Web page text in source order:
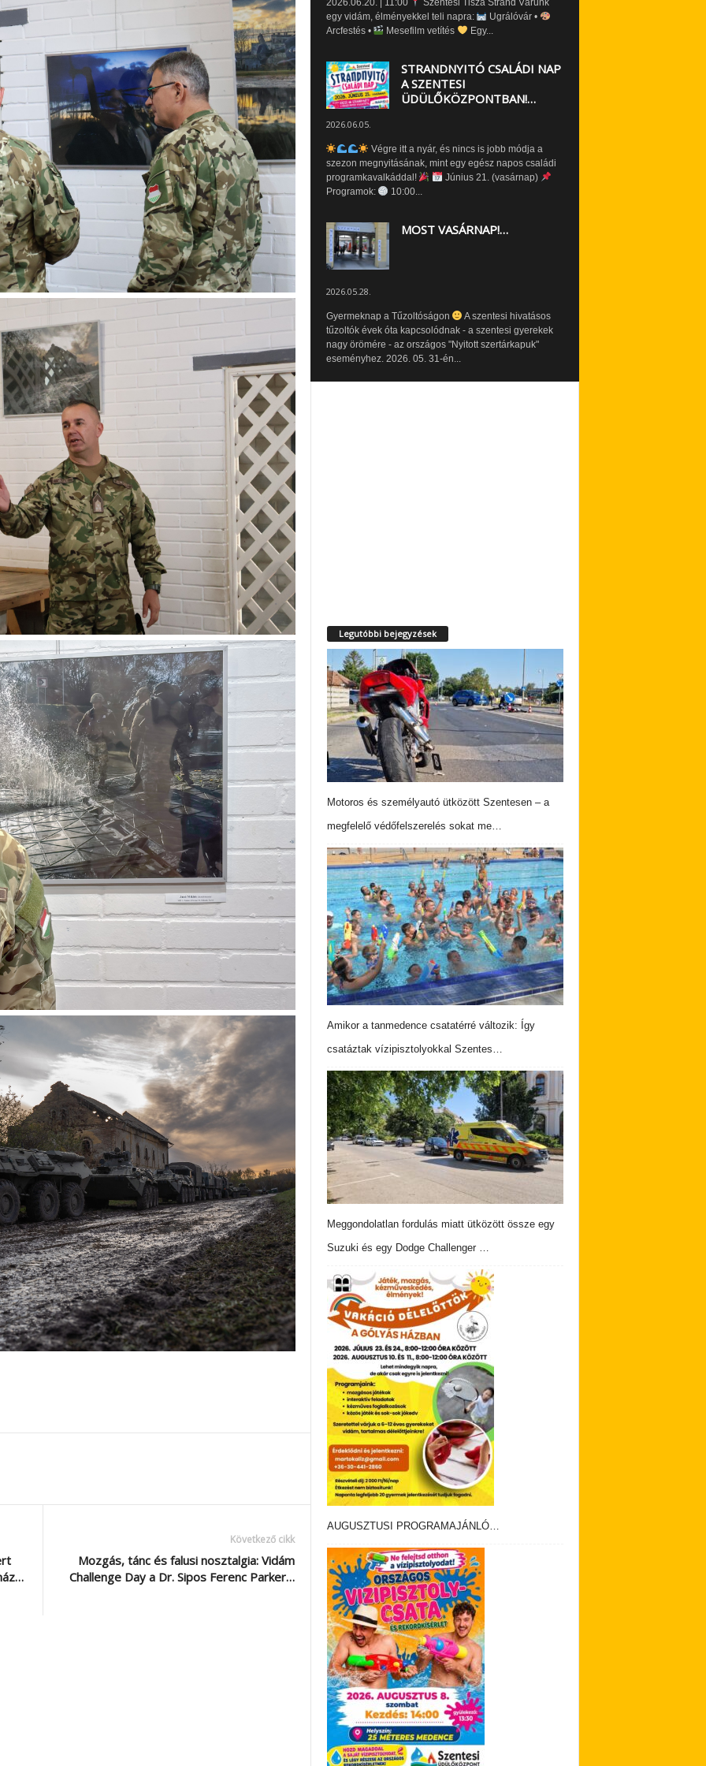
Következő cikk
Mozgás, tánc és falusi nosztalgia: Vidám
Challenge Day a Dr. Sipos Ferenc Parker…
2026.06.20. | 11:00
Szentesi Tisza Strand Várunk
egy vidám, élményekkel teli napra:
Ugrálóvár •
Arcfestés •
Mesefilm vetítés Egy...
STRANDNYITÓ CSALÁDI NAP
A SZENTESI
ÜDÜLŐKÖZPONTBAN!…
2026.06.05.
Végre itt a nyár, és nincs is jobb módja a
szezon megnyitásának, mint egy egész napos családi
programkavalkáddal!
Június 21. (vasárnap)
Programok:
10:00...
MOST VASÁRNAP!…
2026.05.28.
Gyermeknap a Tűzoltóságon
A szentesi hivatásos
tűzoltók évek óta kapcsolódnak - a szentesi gyerekek
nagy örömére - az országos "Nyitott szertárkapuk"
eseményhez. 2026. 05. 31-én...
Legutóbbi bejegyzések
Motoros és személyautó ütközött Szentesen – a
megfelelő védőfelszerelés sokat me…
Amikor a tanmedence csatatérré változik: Így
csatáztak vízipisztolyokkal Szentes…
Meggondolatlan fordulás miatt ütközött össze egy
Suzuki és egy Dodge Challenger …
AUGUSZTUSI PROGRAMAJÁNLÓ…